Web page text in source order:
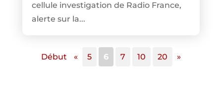
cellule investigation de Radio France,
alerte sur la...
Début « 5 6 7 10 20 »